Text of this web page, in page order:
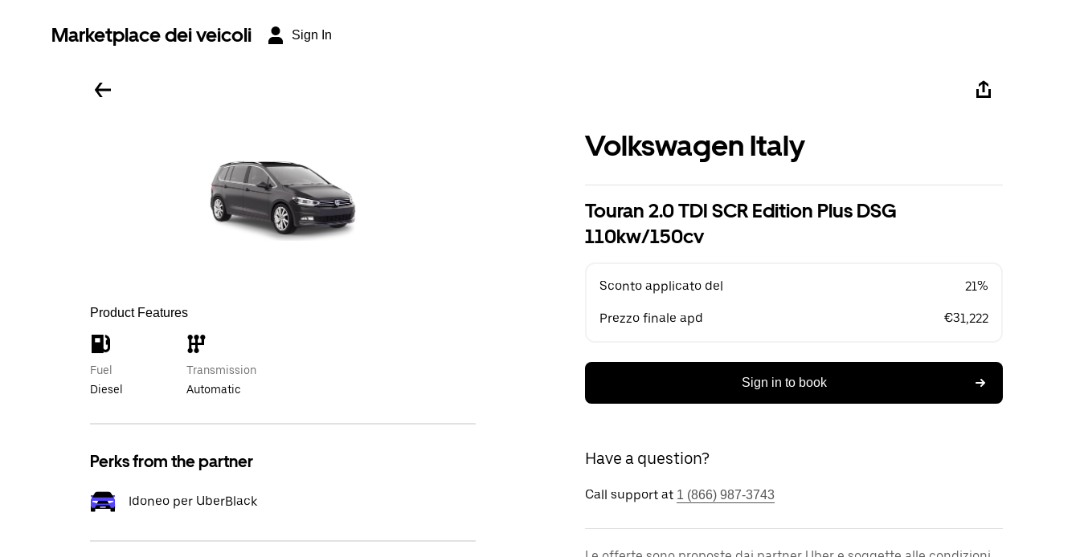
Marketplace dei veicoli Sign In
Product Features
Fuel
Diesel
Transmission
Automatic
Perks from the partner
Idoneo per UberBlack
Volkswagen Italy
Touran 2.0 TDI SCR Edition Plus DSG
110kw/150cv
Sconto applicato del 21%
Prezzo finale apd €31,222
Sign in to book
Have a question?
Call support at 1 (866) 987-3743